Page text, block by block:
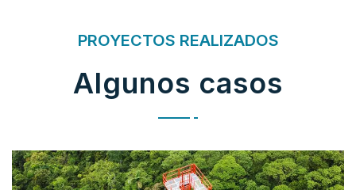
PROYECTOS REALIZADOS
Algunos casos